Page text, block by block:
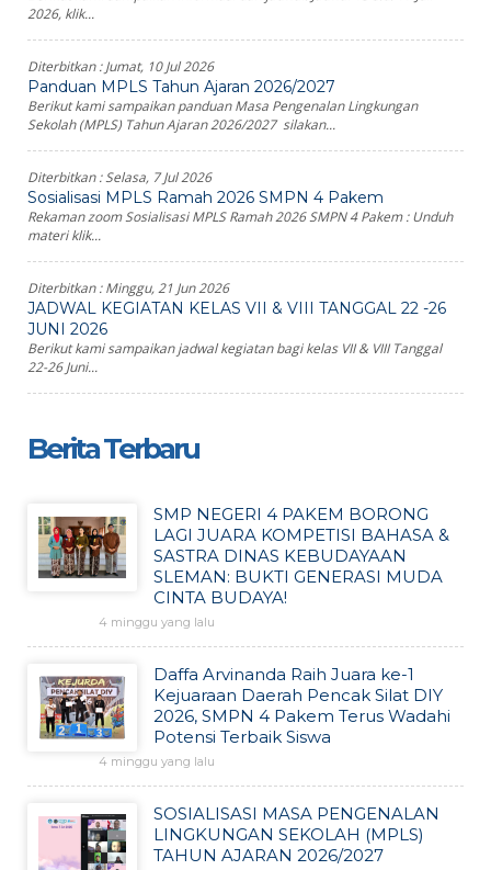
2026, klik...
Diterbitkan :Jumat, 10 Jul 2026
Panduan MPLS Tahun Ajaran 2026/2027
Berikut kami sampaikan panduan Masa Pengenalan Lingkungan
Sekolah (MPLS) Tahun Ajaran 2026/2027 silakan...
Diterbitkan :Selasa, 7 Jul 2026
Sosialisasi MPLS Ramah 2026 SMPN 4 Pakem
Rekaman zoom Sosialisasi MPLS Ramah 2026 SMPN 4 Pakem : Unduh
materi klik...
Diterbitkan :Minggu, 21 Jun 2026
JADWAL KEGIATAN KELAS VII & VIII TANGGAL 22 -26
JUNI 2026
Berikut kami sampaikan jadwal kegiatan bagi kelas VII & VIII Tanggal
22-26 Juni...
Berita Terbaru
SMP NEGERI 4 PAKEM BORONG
LAGI JUARA KOMPETISI BAHASA &
SASTRA DINAS KEBUDAYAAN
SLEMAN: BUKTI GENERASI MUDA
CINTA BUDAYA!
4 minggu yang lalu
Daffa Arvinanda Raih Juara ke-1
Kejuaraan Daerah Pencak Silat DIY
2026, SMPN 4 Pakem Terus Wadahi
Potensi Terbaik Siswa
4 minggu yang lalu
SOSIALISASI MASA PENGENALAN
LINGKUNGAN SEKOLAH (MPLS)
TAHUN AJARAN 2026/2027